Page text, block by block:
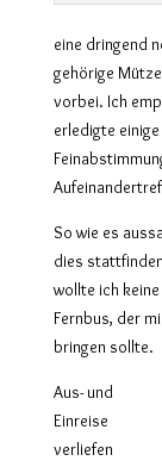
eine dringend
gehörige
vorbei. Ich
erledigte
So wie es
dies
wollte ich
Fernbus, der
bringen sollte.
Aus- und
Einreise
verliefen